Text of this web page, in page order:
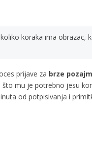
koraka ima obrazac,
prijave za brze
mu je potrebno jesu
od potpisivanja i